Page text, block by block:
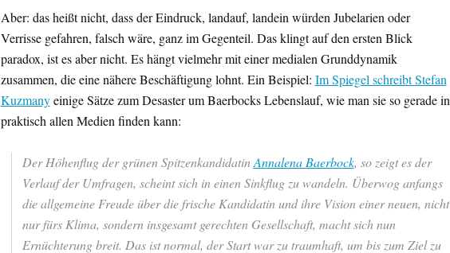
Aber: das heißt nicht, dass der Eindruck, landauf, landein würden Jubelarien oder
Verrisse gefahren, falsch wäre, ganz im Gegenteil. Das klingt auf den ersten Blick
paradox, ist es aber nicht. Es hängt vielmehr mit einer medialen Grunddynamik
zusammen, die eine nähere Beschäftigung lohnt. Ein Beispiel: Im Spiegel schreibt Stefan
Kuzmanyeinige Sätze zum Desaster um Baerbocks Lebenslauf, wie man sie so gerade in
praktisch allen Medien finden kann:
Der Höhenflug der grünen SpitzenkandidatinAnnalena Baerbock, so zeigt es der
Verlauf der Umfragen, scheint sich in einen Sinkflug zu wandeln. Überwog anfangs
die allgemeine Freude über die frische Kandidatin und ihre Vision einer neuen, nicht
nur fürs Klima, sondern insgesamt gerechten Gesellschaft, macht sich nun
Ernüchterung breit. Das ist normal, der Start war zu traumhaft, um bis zum Ziel zu